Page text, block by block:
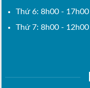
Thứ 6: 8h00 - 17h00
Thứ 7: 8h00 - 12h00